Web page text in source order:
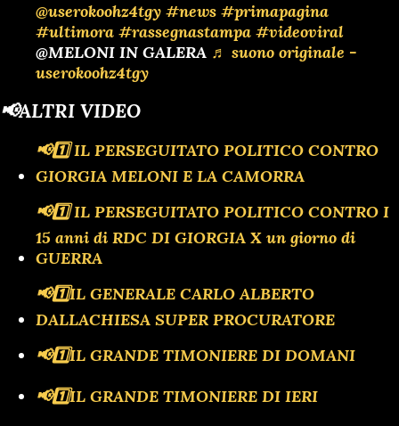
@userokoohz4tgy #news #primapagina
#ultimora #rassegnastampa #videoviral
@MELONI IN GALERA ♬ suono originale -
userokoohz4tgy
📢ALTRI VIDEO
📢1️⃣ IL PERSEGUITATO POLITICO CONTRO
GIORGIA MELONI E LA CAMORRA
📢1️⃣ IL PERSEGUITATO POLITICO CONTRO I
15 anni di RDC DI GIORGIA X un giorno di
GUERRA
📢1️⃣IL GENERALE CARLO ALBERTO
DALLACHIESA SUPER PROCURATORE
📢1️⃣IL GRANDE TIMONIERE DI DOMANI
📢1️⃣IL GRANDE TIMONIERE DI IERI